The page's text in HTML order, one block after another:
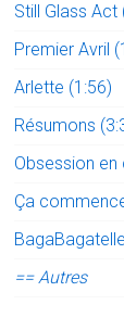
Still Glass Act
Premier Avril
Arlette (1:56)
Résumons
Obsession
Ça
BagaBagatelle
== Autres